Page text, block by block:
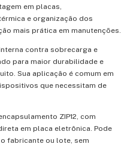
em placas,
e organização dos
mais prática em manutenções.
contra sobrecarga e
para maior durabilidade e
Sua aplicação é comum em
que necessitam de
ZIP12, com
em placa eletrônica. Pode
fabricante ou lote, sem